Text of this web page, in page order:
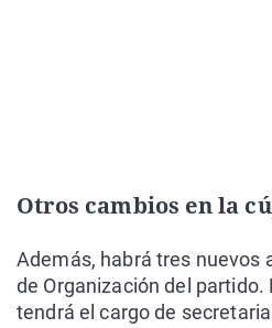
Otros cambios en la
Además, habrá tres nuevos
de Organización del
tendrá el cargo de